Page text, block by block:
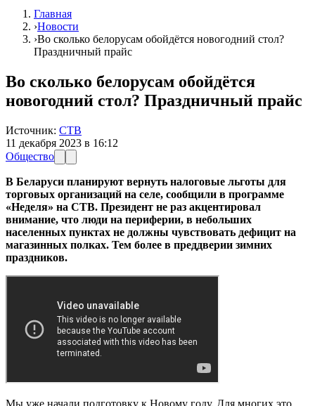
Главная
›Новости
›Во сколько белорусам обойдётся новогодний стол?
Праздничный прайс
Во сколько белорусам обойдётся
новогодний стол? Праздничный прайс
Источник: СТВ
11 декабря 2023 в 16:12
Общество
В Беларуси планируют вернуть налоговые льготы для
торговых организаций на селе, сообщили в программе
«Неделя» на СТВ. Президент не раз акцентировал
внимание, что люди на периферии, в небольших
населенных пунктах не должны чувствовать дефицит на
магазинных полках. Тем более в преддверии зимних
праздников.
Мы уже начали подготовку к Новому году. Для многих это